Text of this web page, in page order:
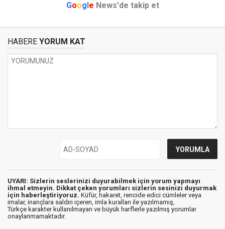
Goog e News'de takip et
HABERE YORUM KAT
UYARI: Sizlerin seslerinizi duyurabilmek için yorum yapmayı
ihmal etmeyin. Dikkat çeken yorumları sizlerin sesinizi duyurmak
için haberleştiriyoruz. Küfür, hakaret, rencide edici cümleler veya
imalar, inançlara saldırı içeren, imla kuralları ile yazılmamış,
Türkçe karakter kullanılmayan ve büyük harflerle yazılmış yorumlar
onaylanmamaktadır.